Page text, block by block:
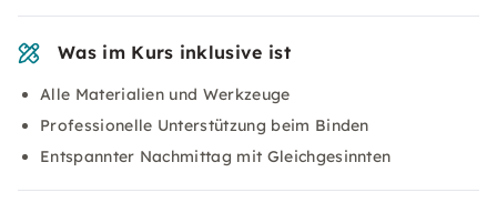
Was im Kurs inklusive ist
Alle Materialien und Werkzeuge
Professionelle Unterstützung beim Binden
Entspannter Nachmittag mit Gleichgesinnten